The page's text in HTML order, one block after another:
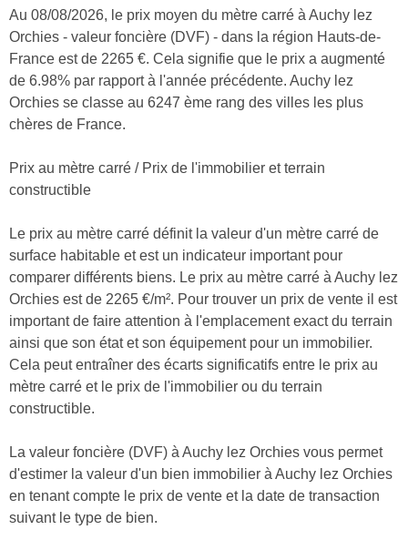
Au 08/08/2026, le prix moyen du mètre carré à Auchy lez
Orchies - valeur foncière (DVF) - dans la région Hauts-de-
France est de 2265 €. Cela signifie que le prix a augmenté
de 6.98% par rapport à l'année précédente. Auchy lez
Orchies se classe au 6247 ème rang des villes les plus
chères de France.
Prix au mètre carré / Prix de l'immobilier et terrain
constructible
Le prix au mètre carré définit la valeur d'un mètre carré de
surface habitable et est un indicateur important pour
comparer différents biens. Le prix au mètre carré à Auchy lez
Orchies est de 2265 €/m². Pour trouver un prix de vente il est
important de faire attention à l'emplacement exact du terrain
ainsi que son état et son équipement pour un immobilier.
Cela peut entraîner des écarts significatifs entre le prix au
mètre carré et le prix de l'immobilier ou du terrain
constructible.
La valeur foncière (DVF) à Auchy lez Orchies vous permet
d'estimer la valeur d'un bien immobilier à Auchy lez Orchies
en tenant compte le prix de vente et la date de transaction
suivant le type de bien.